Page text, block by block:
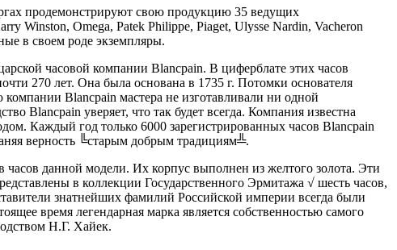
продемонстрируют свою продукцию 35 ведущих
Winston, Omega, Patek Philippe, Piaget, Ulysse Nardin, Vacheron
в своем роде экземпляры.
часовой компании Blancpain. В циферблате этих часов
270 лет. Она была основана в 1735 г. Потомки основателя
Blancpain мастера не изготавливали ни одной
Blancpain уверяет, что так будет всегда. Компания известна
Каждый год только 6000 зарегистрированных часов Blancpain
верность ╚старым добрым традициям╩.
часов данной модели. Их корпус выполнен из желтого золота. Эти
в коллекции Государственного Эрмитажа √ шесть часов,
знатнейших фамилий Российской империи всегда были
время легендарная марка является собственностью самого
Н.Г. Хайек.